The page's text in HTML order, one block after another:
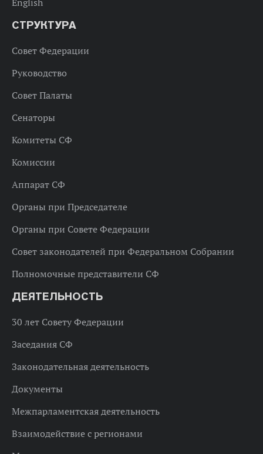
СТРУКТУРА
Совет Федерации
Руководство
Совет Палаты
Сенаторы
Комитеты СФ
Комиссии
Аппарат СФ
Органы при Председателе
Органы при Совете Федерации
Совет законодателей при Федеральном Собрании
Полномочные представители СФ
ДЕЯТЕЛЬНОСТЬ
30 лет Совету Федерации
Заседания СФ
Законодательная деятельность
Документы
Межпарламентская деятельность
Взаимодействие с регионами